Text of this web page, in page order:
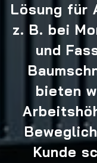
Lösung für
z. B. bei
und
bieten
Kunde